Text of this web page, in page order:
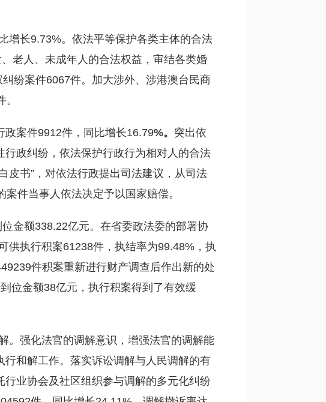
增长9.73%。依法平等保护各类主体的合法
老人、未成年人的合法权益，审结各类婚
纷案件6067件。加大涉外、涉港澳台民商
案件9912件，同比增长16.79%。 突出依
政纠纷，依法保护行政行为相对人的合法
皮书”，对依法行政提出司法建议，从司法
件当事人依法决定予以国家赔偿。
金额338.22亿元。在省委政法委的部署协
供执行积案61238件，执结率为99.48%，执
件积案重新进行财产调查后作出新的处
位金额38亿元，执行积案得到了有效缓
。强化法官的调解意识，增强法官的调解能
和解工作。落实诉讼调解与人民调解的有
业协会及社区组织参与调解的多元化纠纷